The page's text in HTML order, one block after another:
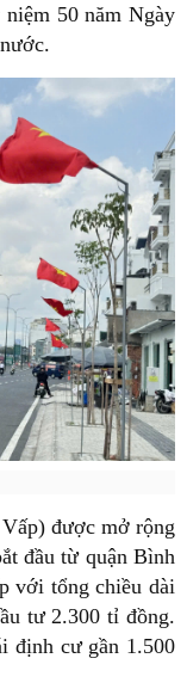
50 năm Ngày
được mở rộng
đầu từ quận Bình
với tổng chiều dài
tư 2.300 tỉ đồng.
định cư gần 1.500